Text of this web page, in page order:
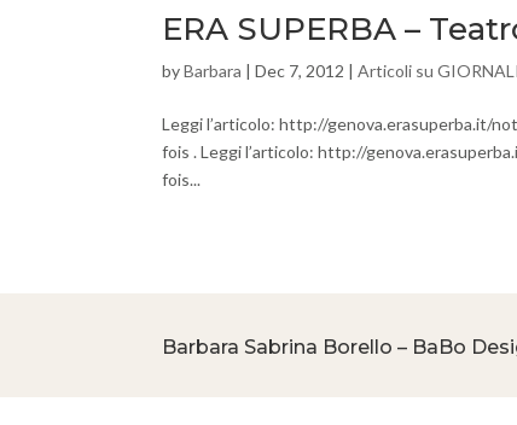
ERA SUPERBA –
byBarbara |Dec 7, 2012 |Articoli su
Leggi l’articolo: http://genova.erasuperba.it/
fois . Leggi l’articolo: http://
fois...
Barbara Sabrina Borello – BaBo